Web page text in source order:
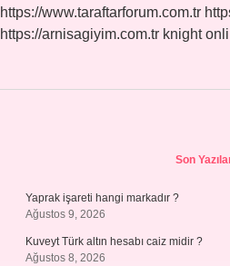
https://www.taraftarforum.com.tr
https://arnisagiyim.com.tr knight
Son
Yaprak işareti hangi markadır ?
Ağustos 9, 2026
Kuveyt Türk altın hesabı caiz midir ?
Ağustos 8, 2026